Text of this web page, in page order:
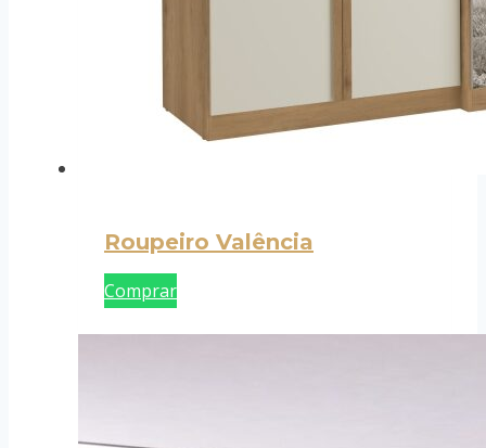
Roupeiro Valência
Comprar